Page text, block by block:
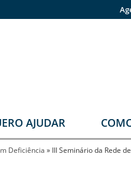
AJUDAR
sua doação
Deficiência » III Seminário da Rede